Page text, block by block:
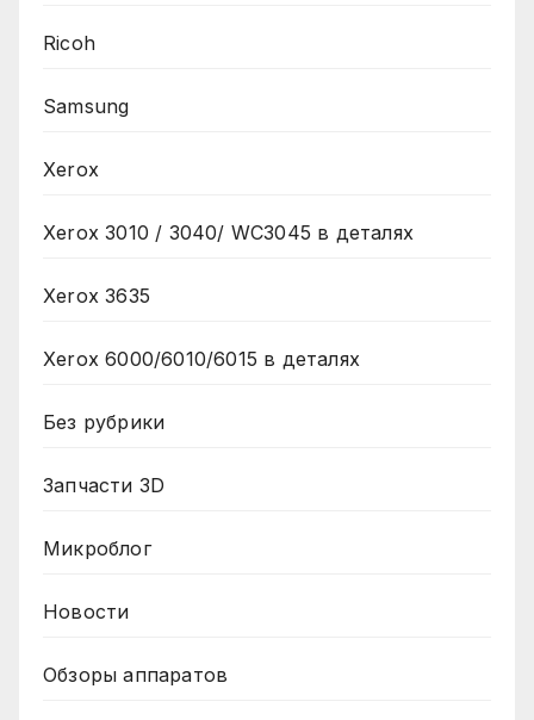
Ricoh
Samsung
Xerox
Xerox 3010 / 3040/ WC3045 в деталях
Xerox 3635
Xerox 6000/6010/6015 в деталях
Без рубрики
Запчасти 3D
Микроблог
Новости
Обзоры аппаратов